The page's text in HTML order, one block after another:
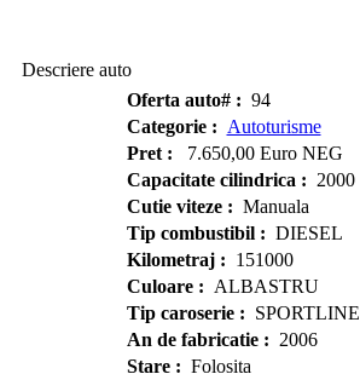
Descriere auto
Oferta auto# : 94
Categorie : Autoturisme
Pret : 7.650,00 Euro NEG
Capacitate cilindrica : 2000
Cutie viteze : Manuala
Tip combustibil : DIESEL
Kilometraj : 151000
Culoare : ALBASTRU
Tip caroserie : SPORTLINE
An de fabricatie : 2006
Stare : Folosita